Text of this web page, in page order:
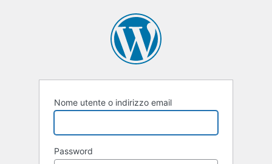
Nome utente o indirizzo email
Password